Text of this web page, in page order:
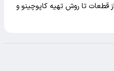
قطعات تا روش تهیه کاپوچینو و